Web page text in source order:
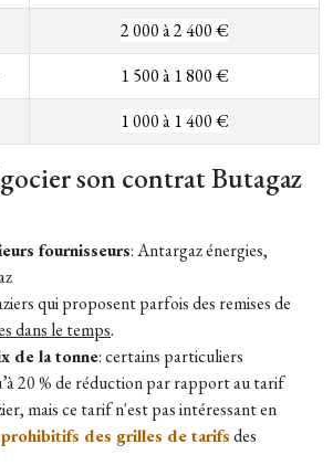
2 000 à 2 400 €
1 500 à 1 800 €
1 000 à 1 400 €
son contrat Butagaz
fournisseurs: Antargaz énergies,
qui proposent parfois des remises de
dans le temps.
de la tonne: certains particuliers
20 % de réduction par rapport au tarif
mais ce tarif n'est pas intéressant en
des grilles de tarifsdes